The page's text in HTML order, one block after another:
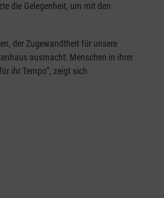
die Gelegenheit, um mit den
der Zugewandtheit für unsere
ausmacht: Menschen in ihrer
ihr Tempo“, zeigt sich